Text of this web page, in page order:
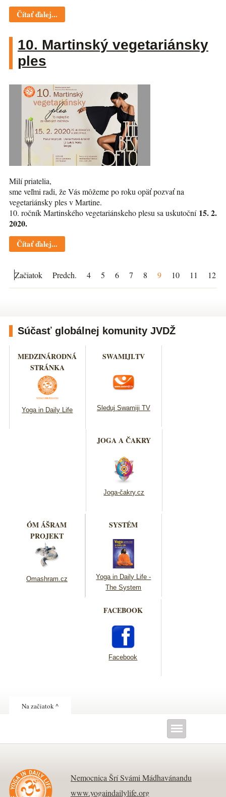
Čítať ďalej...
10. Martinský vegetariánsky
ples
Milí priatelia,
sme veľmi radi, že Vás môžeme po roku opäť pozvať na
vegetariánsky ples v Martine.
10. ročník Martinského vegetariánskeho plesu sa uskutoční 15. 2.
2020.
Čítať ďalej...
Začiatok Predch. 4 5 6 7 8 9 10 11 12
Súčasť globálnej komunity JVDŽ
MEDZINÁRODNÁ
STRÁNKA
Yoga in Daily Life
SWAMIJI.TV
Sleduj Swamiji TV
JOGA A ČAKRY
Joga-čakry.cz
ÓM ÁŠRAM
PROJEKT
Omashram.cz
SYSTÉM
Yoga in Daily Life -
The System
FACEBOOK
Facebook
Na začiatok ^
Nemocnica Šrí Svámi Mádhavánandu
www.yogaindailylife.org